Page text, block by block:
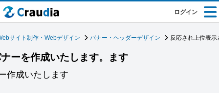
ログイン
サイト制作・Webデザイン バナー・ヘッダーデザイン 反応され上位表
ーを作成いたします。ます
作成いたします